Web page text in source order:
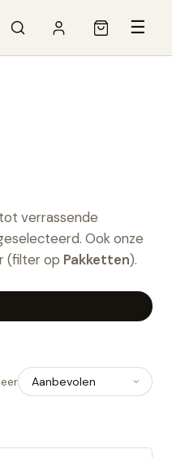
☰
verrassende
Ook onze
(filter op Pakketten).